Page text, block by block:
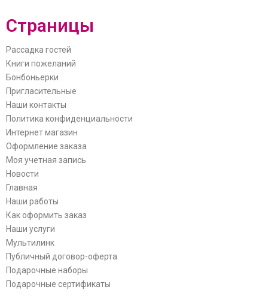
Страницы
Рассадка гостей
Книги пожеланий
Бонбоньерки
Пригласительные
Наши контакты
Политика конфиденциальности
Интернет магазин
Оформление заказа
Моя учетная запись
Новости
Главная
Наши работы
Как оформить заказ
Наши услуги
Мультилинк
Публичный договор-оферта
Подарочные наборы
Подарочные сертификаты